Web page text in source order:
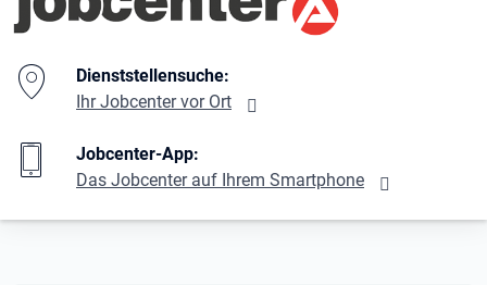
Dienststellensuche:
Ihr Jobcenter vor Ort
Jobcenter-App:
Das Jobcenter auf Ihrem Smartphone